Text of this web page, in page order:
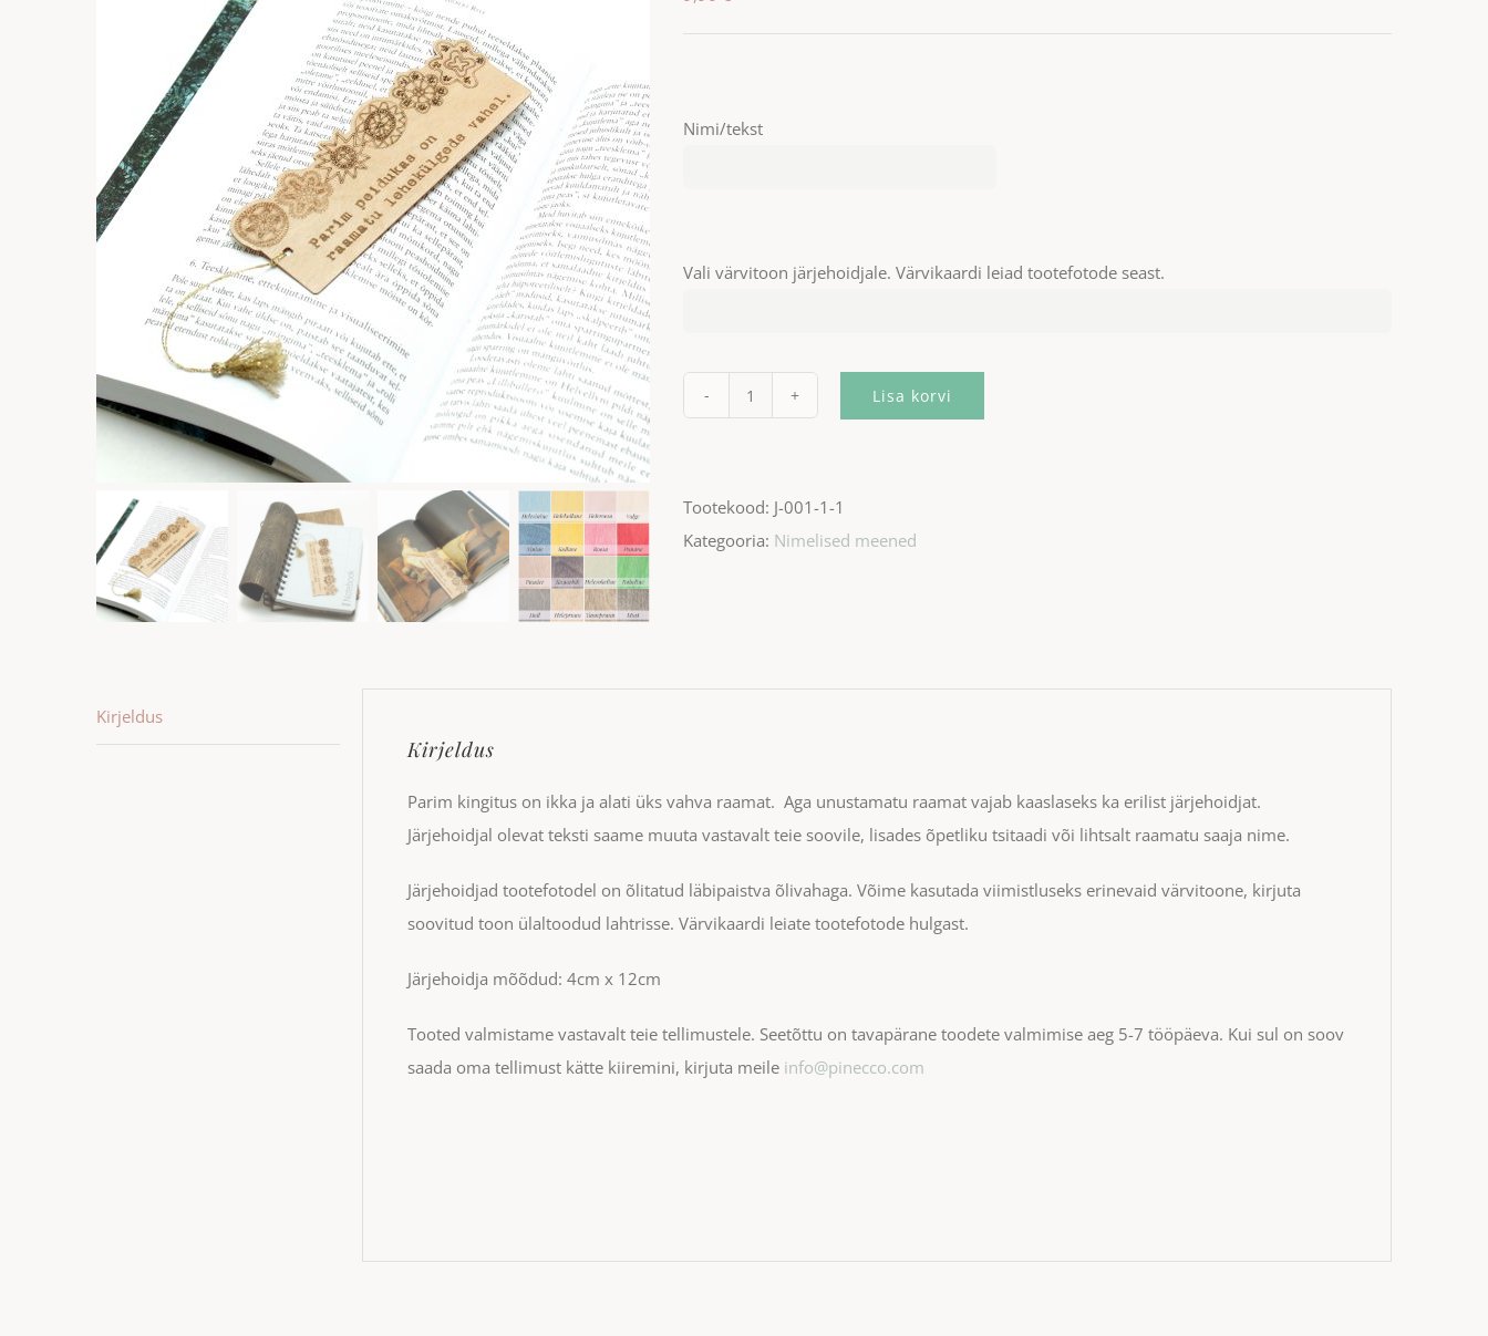
Nimi/tekst
Vali värvitoon järjehoidjale. Värvikaardi leiad tootefotode seast.
Järjehoidja
kogus
Lisa korvi
Tootekood: J-001-1-1
Kategooria: Nimelised meened
Kirjeldus
Kirjeldus
Parim kingitus on ikka ja alati üks vahva raamat. Aga unustamatu raamat vajab kaaslaseks ka erilist järjehoidjat.
Järjehoidjal olevat teksti saame muuta vastavalt teie soovile, lisades õpetliku tsitaadi või lihtsalt raamatu saaja nime.
Järjehoidjad tootefotodel on õlitatud läbipaistva õlivahaga. Võime kasutada viimistluseks erinevaid värvitoone, kirjuta
soovitud toon ülaltoodud lahtrisse. Värvikaardi leiate tootefotode hulgast.
Järjehoidja mõõdud: 4cm x 12cm
Tooted valmistame vastavalt teie tellimustele. Seetõttu on tavapärane toodete valmimise aeg 5-7 tööpäeva. Kui sul on soov
saada oma tellimust kätte kiiremini, kirjuta meile info@pinecco.com